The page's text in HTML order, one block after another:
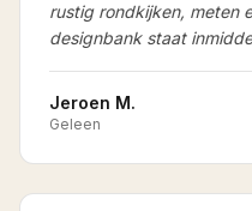
rustig rondkijken, meten
designbank staat
Jeroen M.
Geleen